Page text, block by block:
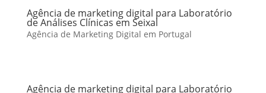
Agência de marketing digital para Laboratório
de Análises Clínicas em Seixal
Agência de Marketing Digital em Portugal
Agência de marketing digital para Laboratório